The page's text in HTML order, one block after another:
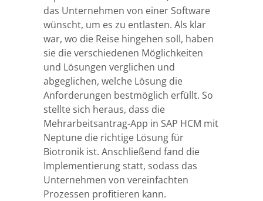
das Unternehmen von einer Software
wünscht, um es zu entlasten. Als klar
war, wo die Reise hingehen soll, haben
sie die verschiedenen Möglichkeiten
und Lösungen verglichen und
abgeglichen, welche Lösung die
Anforderungen bestmöglich erfüllt. So
stellte sich heraus, dass die
Mehrarbeitsantrag-App in SAP HCM mit
Neptune die richtige Lösung für
Biotronik ist. Anschließend fand die
Implementierung statt, sodass das
Unternehmen von vereinfachten
Prozessen profitieren kann.